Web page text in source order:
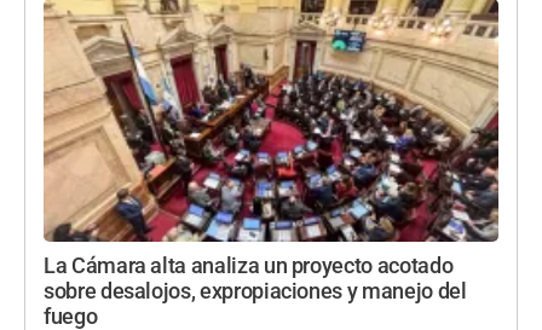
La Cámara alta analiza un proyecto acotado
sobre desalojos, expropiaciones y manejo del
fuego